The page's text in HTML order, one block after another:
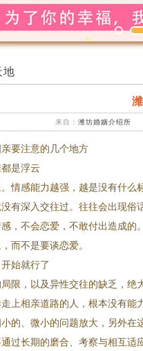
地
来自： 潍坊婚姻介绍所
要注意的几个地方
是浮云
情感能力越强，越是没有什
有深入交往过。往往会出现俗
，不会恋爱，不敢付出造成
而不是要谈恋爱。
始就行了
限，以及异性交往的缺乏，绝
上相亲道路的人，根本没有能
的、微小的问题放大，另外
过长期的磨合、考察与相互适